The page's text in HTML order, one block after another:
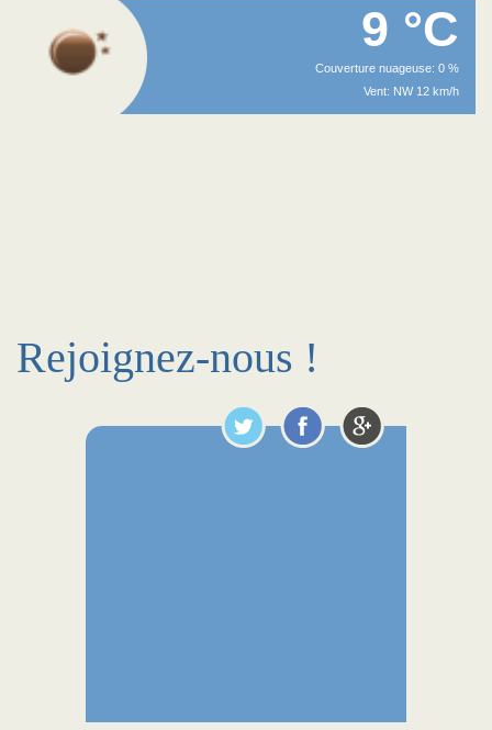
9 °C
Couverture nuageuse: 0 %
Vent: NW 12 km/h
Rejoignez-nous !